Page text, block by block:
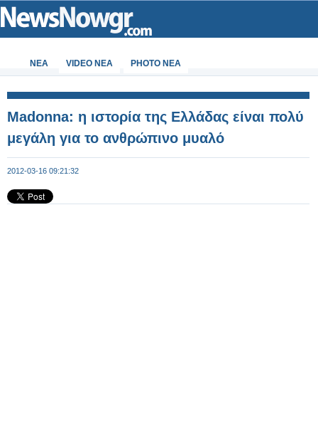
ΝΕΑ VIDEO NEA PHOTO NEA
Μadonna: η ιστορία της Ελλάδας είναι πολύ
μεγάλη για το ανθρώπινο μυαλό
2012-03-16 09:21:32